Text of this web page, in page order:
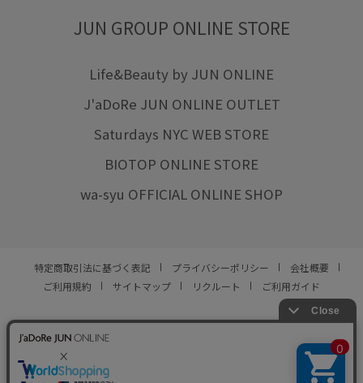
JUN GROUP ONLINE STORE
Life&Beauty by JUN ONLINE
J'aDoRe JUN ONLINE OUTLET
Saturdays NYC WEB STORE
BIOTOP ONLINE STORE
wa-syu OFFICIAL ONLINE SHOP
特定商取引法に基づく表記 プライバシーポリシー
会社概要
ご利用規約
サイトマップ リクルート ご利用ガイド
© JUN CO.,LTD. ALL RIGHTS RESERVED.